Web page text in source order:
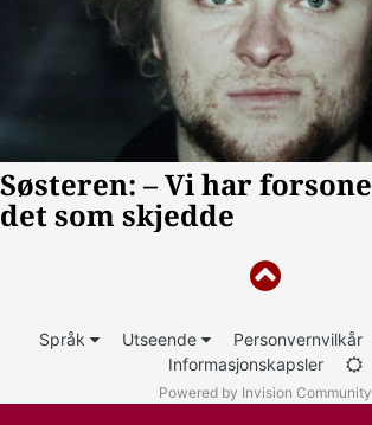
Språk Utseende Personvernvilkår
Informasjonskapsler
Powered by Invision Community